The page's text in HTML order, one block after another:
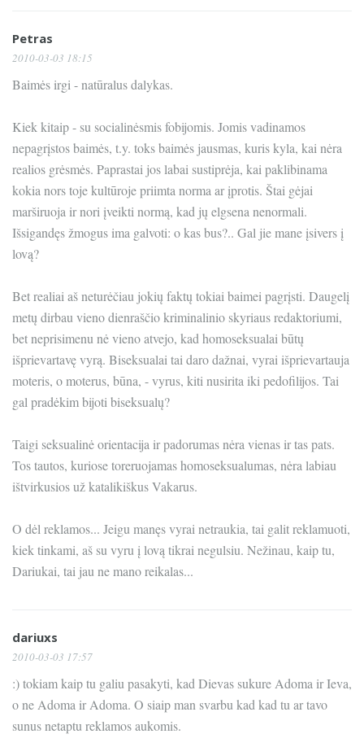
Petras
2010-03-03 18:15
Baimės irgi - natūralus dalykas.
Kiek kitaip - su socialinėsmis fobijomis. Jomis vadinamos
nepagrįstos baimės, t.y. toks baimės jausmas, kuris kyla, kai nėra
realios grėsmės. Paprastai jos labai sustiprėja, kai paklibinama
kokia nors toje kultūroje priimta norma ar įprotis. Štai gėjai
marširuoja ir nori įveikti normą, kad jų elgsena nenormali.
Išsigandęs žmogus ima galvoti: o kas bus?.. Gal jie mane įsivers į
lovą?
Bet realiai aš neturėčiau jokių faktų tokiai baimei pagrįsti. Daugelį
metų dirbau vieno dienraščio kriminalinio skyriaus redaktoriumi,
bet neprisimenu nė vieno atvejo, kad homoseksualai būtų
išprievartavę vyrą. Biseksualai tai daro dažnai, vyrai išprievartauja
moteris, o moterus, būna, - vyrus, kiti nusirita iki pedofilijos. Tai
gal pradėkim bijoti biseksualų?
Taigi seksualinė orientacija ir padorumas nėra vienas ir tas pats.
Tos tautos, kuriose toreruojamas homoseksualumas, nėra labiau
ištvirkusios už katalikiškus Vakarus.
O dėl reklamos... Jeigu manęs vyrai netraukia, tai galit reklamuoti,
kiek tinkami, aš su vyru į lovą tikrai negulsiu. Nežinau, kaip tu,
Dariukai, tai jau ne mano reikalas...
dariuxs
2010-03-03 17:57
:) tokiam kaip tu galiu pasakyti, kad Dievas sukure Adoma ir Ieva,
o ne Adoma ir Adoma. O siaip man svarbu kad kad tu ar tavo
sunus netaptu reklamos aukomis.